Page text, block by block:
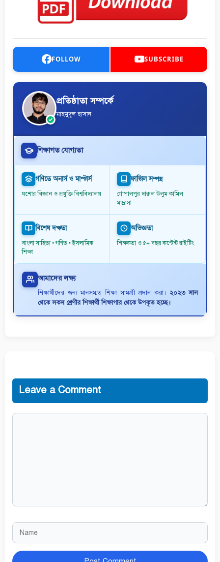
FOLLOW SUBSCRIBE
প্রতিষ্ঠাতা সম্পর্কে
মাহমুদুল হাসান
শিক্ষাগত যোগ্যতা
গণিতে অনার্স ও মাস্টার্স
যশোর বিজ্ঞান ও প্রযুক্তি বিশ্ববিদ্যালয়
ফাজিল সম্পন্ন
গোপালপুর দারুল উলুম কামিল
মাদ্রাসা
বিশেষ দক্ষতা
বাংলা সাহিত্য • গণিত • ইসলামিক
শিক্ষা
অভিজ্ঞতা
শিক্ষকতা ও ৫+ বছর কন্টেন্ট রাইটিং
আমাদের লক্ষ্য
শিক্ষার্থীদের জন্য মানসম্মত শিক্ষা সামগ্রী প্রদান করা। ২০২৩ সাল
থেকে সকল শ্রেণীর শিক্ষার্থী শিক্ষাগার থেকে উপকৃত হচ্ছে।
Leave a Comment
Comment
Name
Website